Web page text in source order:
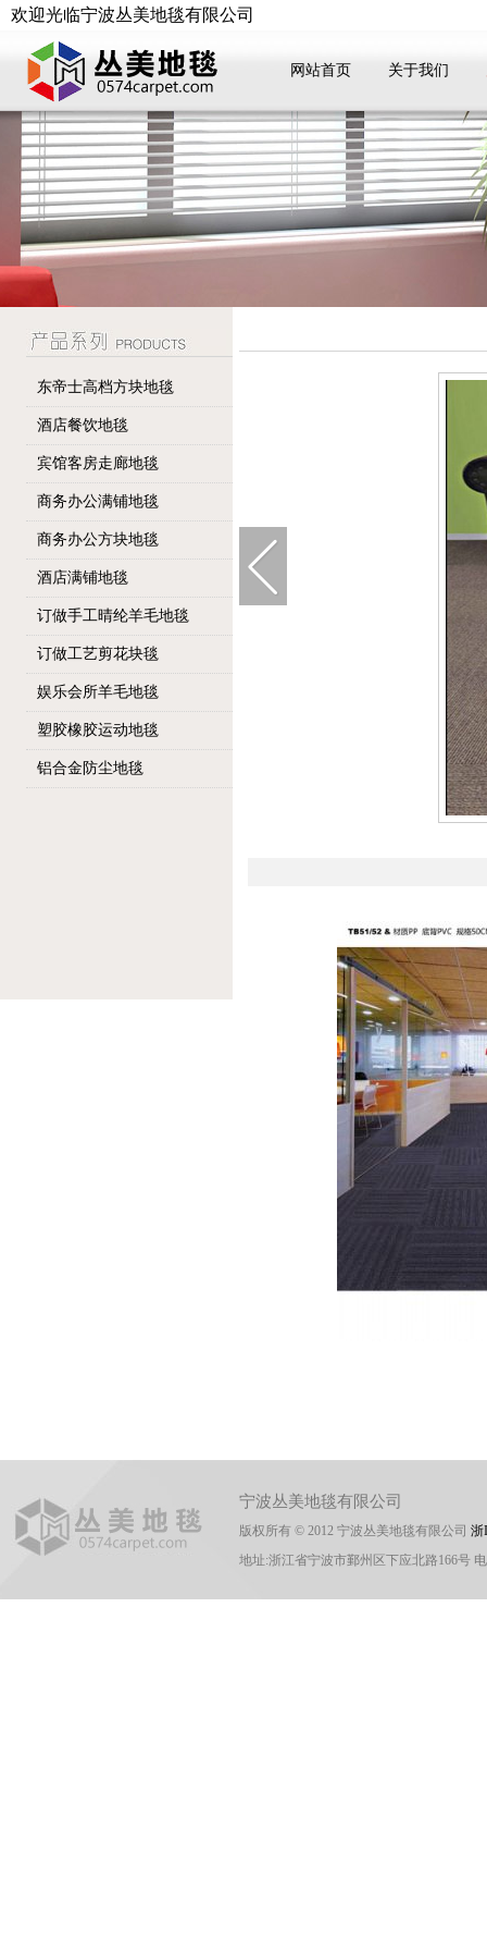
欢迎光临宁波丛美地毯有限公司
网站首页 关于我们
东帝士高档方块地毯
酒店餐饮地毯
宾馆客房走廊地毯
商务办公满铺地毯
商务办公方块地毯
酒店满铺地毯
订做手工晴纶羊毛地毯
订做工艺剪花块毯
娱乐会所羊毛地毯
塑胶橡胶运动地毯
铝合金防尘地毯
宁波丛美地毯有限公司
版权所有 © 2012 宁波丛美地毯有限公司 浙
地址:浙江省宁波市鄞州区下应北路166号 电